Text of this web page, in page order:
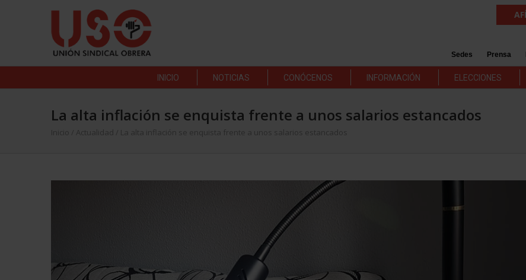
Sedes Prensa
INICIO NOTICIAS CONÓCENOS INFORMACIÓN ELECCIONES
La alta inflación se enquista frente a unos salarios estancados
Inicio Actualidad La alta inflación se enquista frente a unos salarios estancados